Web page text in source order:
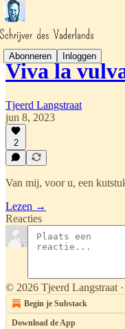
Abonneren Inloggen
Viva la
Tjeerd Langstraat
jun 8, 2023
2
Van mij, voor u, een
Lezen →
Reacties
© 2026 Tjeerd Langstraat ·
Begin je Substack
Download de App